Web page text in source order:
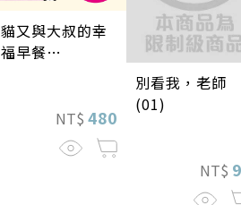
貓又與大叔的幸
福早餐
NT$ 480
別看我，老師
(01)
NT$